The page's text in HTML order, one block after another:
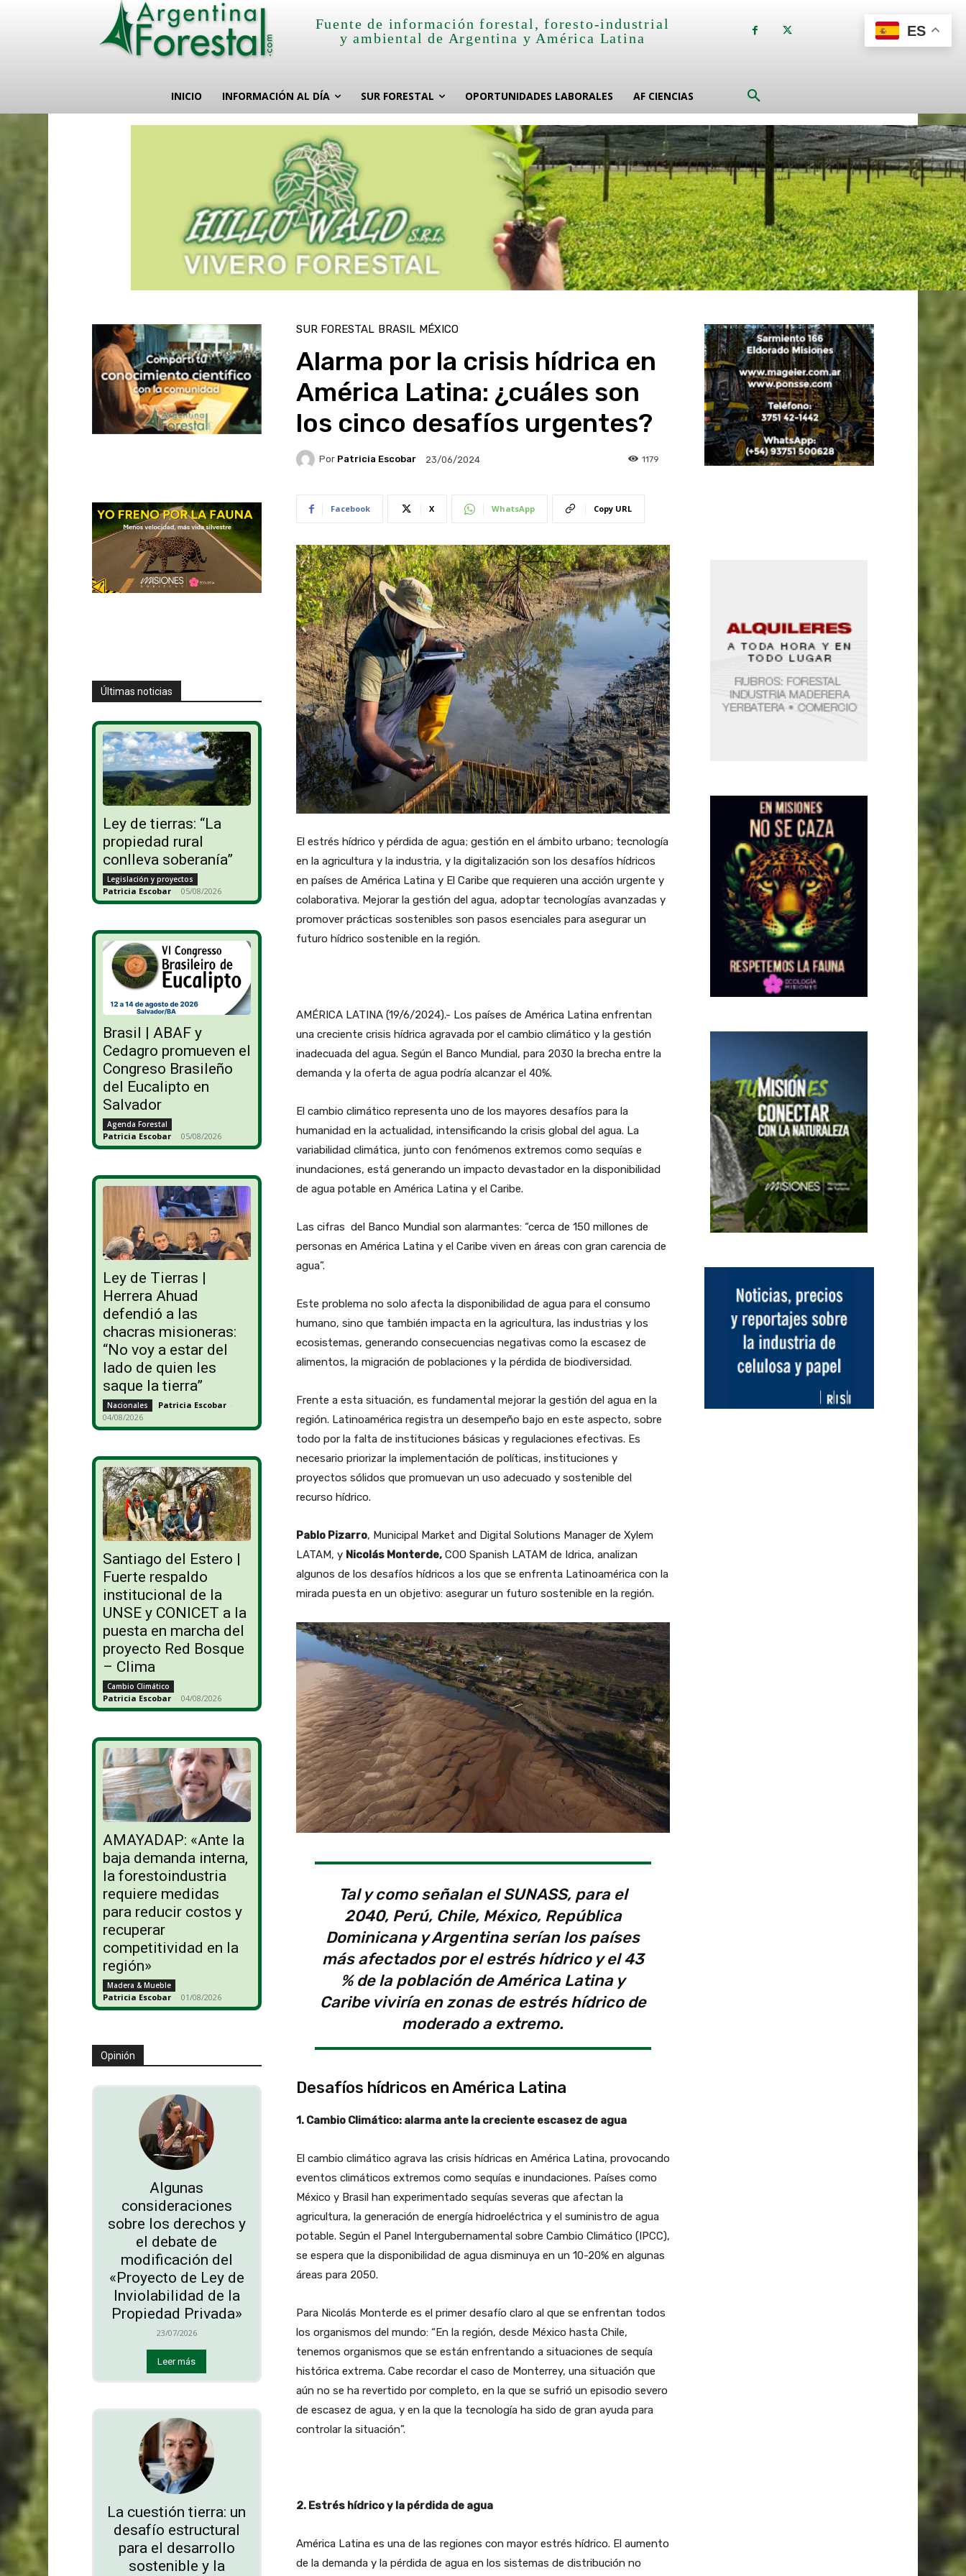
Fuente de información forestal, foresto-industrial
y ambiental de Argentina y América Latina
INICIO INFORMACIÓN AL DÍA SUR FORESTAL OPORTUNIDADES LABORALES AF CIENCIAS
Últimas noticias
Ley de tierras: “La
propiedad rural
conlleva soberanía”
Legislación y proyectos
Patricia Escobar - 05/08/2026
Brasil | ABAF y
Cedagro promueven el
Congreso Brasileño
del Eucalipto en
Salvador
Agenda Forestal
Patricia Escobar - 05/08/2026
Ley de Tierras |
Herrera Ahuad
defendió a las
chacras misioneras:
“No voy a estar del
lado de quien les
saque la tierra”
Nacionales Patricia Escobar -
04/08/2026
Santiago del Estero |
Fuerte respaldo
institucional de la
UNSE y CONICET a la
puesta en marcha del
proyecto Red Bosque
– Clima
Cambio Climático
Patricia Escobar - 04/08/2026
AMAYADAP: «Ante la
baja demanda interna,
la forestoindustria
requiere medidas
para reducir costos y
recuperar
competitividad en la
región»
Madera & Mueble
Patricia Escobar - 01/08/2026
Opinión
Algunas
consideraciones
sobre los derechos y
el debate de
modificación del
«Proyecto de Ley de
Inviolabilidad de la
Propiedad Privada»
23/07/2026
Leer más
La cuestión tierra: un
desafío estructural
para el desarrollo
sostenible y la
SUR FORESTAL BRASIL MÉXICO
Alarma por la crisis hídrica en
América Latina: ¿cuáles son
los cinco desafíos urgentes?
Por Patricia Escobar 23/06/2024 1179
Facebook X WhatsApp Copy URL
El estrés hídrico y pérdida de agua; gestión en el ámbito urbano; tecnología
en la agricultura y la industria, y la digitalización son los desafíos hídricos
en países de América Latina y El Caribe que requieren una acción urgente y
colaborativa. Mejorar la gestión del agua, adoptar tecnologías avanzadas y
promover prácticas sostenibles son pasos esenciales para asegurar un
futuro hídrico sostenible en la región.
AMÉRICA LATINA (19/6/2024).- Los países de América Latina enfrentan
una creciente crisis hídrica agravada por el cambio climático y la gestión
inadecuada del agua. Según el Banco Mundial, para 2030 la brecha entre la
demanda y la oferta de agua podría alcanzar el 40%.
El cambio climático representa uno de los mayores desafíos para la
humanidad en la actualidad, intensificando la crisis global del agua. La
variabilidad climática, junto con fenómenos extremos como sequías e
inundaciones, está generando un impacto devastador en la disponibilidad
de agua potable en América Latina y el Caribe.
Las cifras del Banco Mundial son alarmantes: “cerca de 150 millones de
personas en América Latina y el Caribe viven en áreas con gran carencia de
agua”.
Este problema no solo afecta la disponibilidad de agua para el consumo
humano, sino que también impacta en la agricultura, las industrias y los
ecosistemas, generando consecuencias negativas como la escasez de
alimentos, la migración de poblaciones y la pérdida de biodiversidad.
Frente a esta situación, es fundamental mejorar la gestión del agua en la
región. Latinoamérica registra un desempeño bajo en este aspecto, sobre
todo por la falta de instituciones básicas y regulaciones efectivas. Es
necesario priorizar la implementación de políticas, instituciones y
proyectos sólidos que promuevan un uso adecuado y sostenible del
recurso hídrico.
Pablo Pizarro, Municipal Market and Digital Solutions Manager de Xylem
LATAM, y Nicolás Monterde,COO Spanish LATAM de Idrica, analizan
algunos de los desafíos hídricos a los que se enfrenta Latinoamérica con la
mirada puesta en un objetivo: asegurar un futuro sostenible en la región.
Tal y como señalan el SUNASS, para el
2040, Perú, Chile, México, República
Dominicana y Argentina serían los países
más afectados por el estrés hídrico y el 43
% de la población de América Latina y
Caribe viviría en zonas de estrés hídrico de
moderado a extremo.
Desafíos hídricos en América Latina
1. Cambio Climático: alarma ante la creciente escasez de agua
El cambio climático agrava las crisis hídricas en América Latina, provocando
eventos climáticos extremos como sequías e inundaciones. Países como
México y Brasil han experimentado sequías severas que afectan la
agricultura, la generación de energía hidroeléctrica y el suministro de agua
potable. Según el Panel Intergubernamental sobre Cambio Climático (IPCC),
se espera que la disponibilidad de agua disminuya en un 10-20% en algunas
áreas para 2050.
Para Nicolás Monterde es el primer desafío claro al que se enfrentan todos
los organismos del mundo: “En la región, desde México hasta Chile,
tenemos organismos que se están enfrentando a situaciones de sequía
histórica extrema. Cabe recordar el caso de Monterrey, una situación que
aún no se ha revertido por completo, en la que se sufrió un episodio severo
de escasez de agua, y en la que la tecnología ha sido de gran ayuda para
controlar la situación”.
2. Estrés hídrico y la pérdida de agua
América Latina es una de las regiones con mayor estrés hídrico. El aumento
de la demanda y la pérdida de agua en los sistemas de distribución no
ES